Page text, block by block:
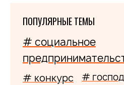
ПОПУЛЯРНЫЕ ТЕМЫ
# социальное
# конкурс #